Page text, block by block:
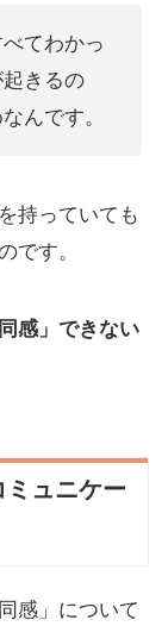
てわかっ
きるの
んです。
持っていても
です。
感」できない
ュニケー
感」について